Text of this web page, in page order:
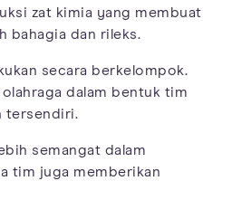
zat kimia yang membuat
bahagia dan rileks.
secara berkelompok.
dalam bentuk tim
tersendiri.
semangat dalam
tim juga memberikan